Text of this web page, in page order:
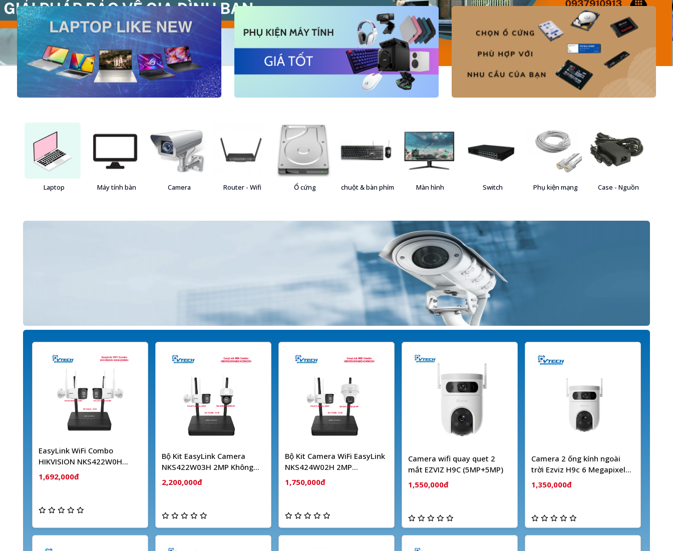
Laptop Máy tính bàn Camera Router - Wifi Ổ cứng chuột & bàn phím Màn hình Switch Phụ kiện mạng Case - Nguồn
EasyLink WiFi Combo
HIKVISION NKS422W0H
(2MP)
1,692,000đ
Bộ Kit EasyLink Camera
NKS422W03H 2MP Không
Dây HIKVISION
2,200,000đ
Bộ Kit Camera WiFi EasyLink
NKS424W02H 2MP
HIKVISION
1,750,000đ
Camera wifi quay quet 2
mắt EZVIZ H9C (5MP+5MP)
1,550,000đ
Camera 2 ống kính ngoài
trời Ezviz H9c 6 Megapixel
(Dual camera)
1,350,000đ